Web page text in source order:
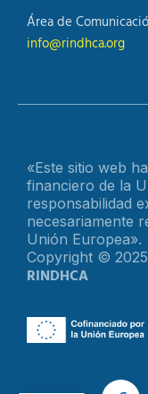
Área de
info@rindhca.org
«Este sitio web
financiero de la
responsabilidad
necesariamente
Unión Europea».
Copyright ©
RINDHCA